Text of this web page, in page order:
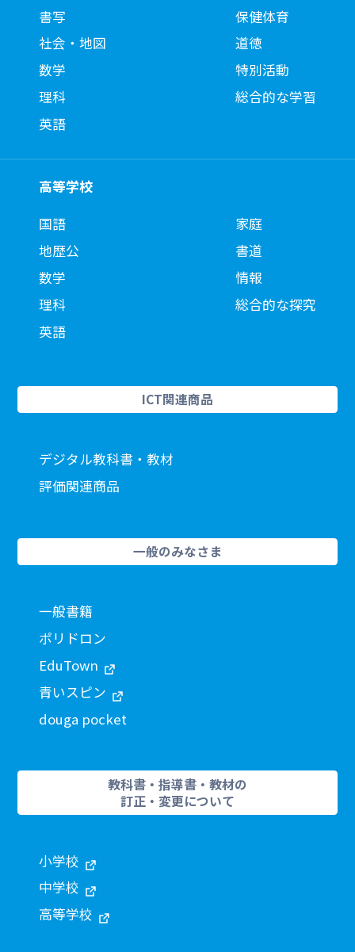
書写
社会・地図
数学
理科
英語
保健体育
道徳
特別活動
総合的な学習
高等学校
国語
地歴公
数学
理科
英語
家庭
書道
情報
総合的な探究
ICT関連商品
デジタル教科書・教材
評価関連商品
一般のみなさま
一般書籍
ポリドロン
EduTown
青いスピン
douga pocket
教科書・指導書・教材の
訂正・変更について
小学校
中学校
高等学校